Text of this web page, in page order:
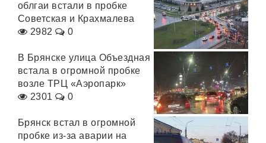
облгаи встали в пробке
Советская и Крахмалева
2982
0
В Брянске улица Объездная
встала в огромной пробке
возле ТРЦ «Аэропарк»
2301
0
Брянск встал в огромной
пробке из-за аварии на